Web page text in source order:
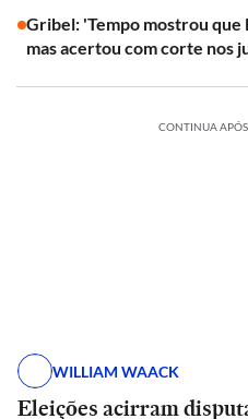
Gribel: 'Tempo mostrou que
mas acertou com corte nos
CONTINUA
WILLIAM WAACK
Eleições acirram